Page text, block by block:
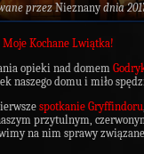
przezNieznanydnia
Moje Kochane Lwiątka!
opieki nad domem
naszego domu i miło
spotkanie Gryffindoru
przytulnym,
na nim sprawy